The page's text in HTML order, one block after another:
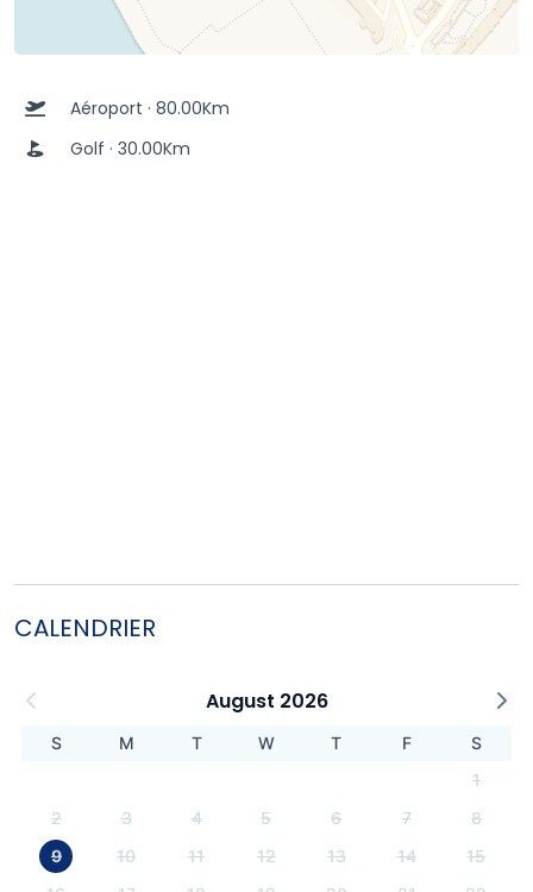
Aéroport · 80.00Km
Golf · 30.00Km
CALENDRIER
August 2026
S M T W T F
S
1
2
3 4 5 6 7
8
9
10 11 12 13 14
15